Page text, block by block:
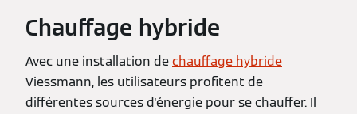
Chauffage hybride
Avec une installation dechauffage hybride
Viessmann, les utilisateurs profitent de
différentes sources d'énergie pour se chauffer. Il